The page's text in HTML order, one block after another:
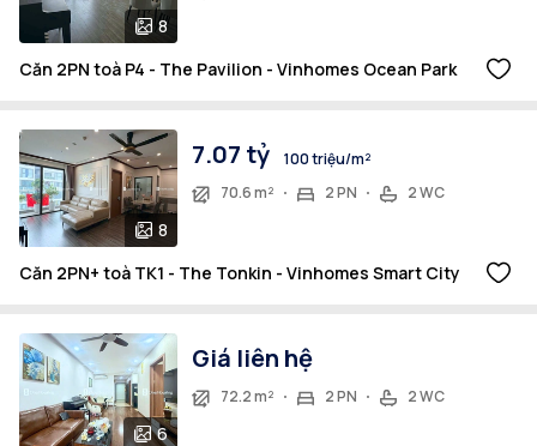
8
Căn 2PN toà P4 - The Pavilion - Vinhomes Ocean Park
8
7.07 tỷ
100 triệu/m²
70.6 m²
2 PN 2 WC
Căn 2PN+ toà TK1 - The Tonkin - Vinhomes Smart City
6
Giá liên hệ
72.2 m² 2 PN 2 WC